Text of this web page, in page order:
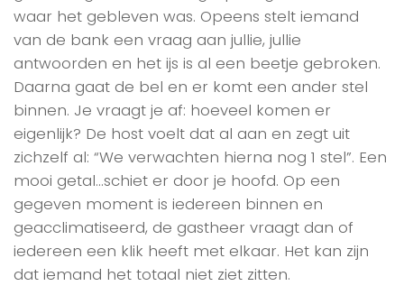
waar het gebleven was. Opeens stelt iemand
van de bank een vraag aan jullie, jullie
antwoorden en het ijs is al een beetje gebroken.
Daarna gaat de bel en er komt een ander stel
binnen. Je vraagt je af: hoeveel komen er
eigenlijk? De host voelt dat al aan en zegt uit
zichzelf al: “We verwachten hierna nog 1 stel”. Een
mooi getal…schiet er door je hoofd. Op een
gegeven moment is iedereen binnen en
geacclimatiseerd, de gastheer vraagt dan of
iedereen een klik heeft met elkaar. Het kan zijn
dat iemand het totaal niet ziet zitten.